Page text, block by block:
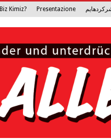
Biz Kimiz? Presentazione